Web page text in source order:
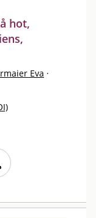
hot,
Eva ·